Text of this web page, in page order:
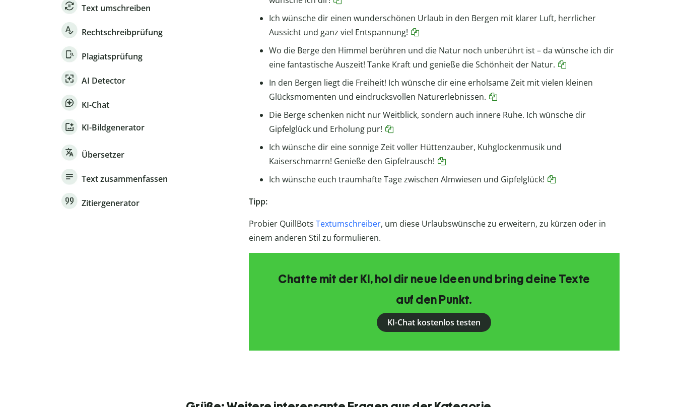
Text umschreiben
Rechtschreibprüfung
Plagiatsprüfung
AI Detector
KI-Chat
KI-Bildgenerator
Übersetzer
Text zusammenfassen
Zitiergenerator
Ich wünsche dir einen wunderschönen Urlaub in den Bergen mit klarer Luft, herrlicher
Aussicht und ganz viel Entspannung!
Wo die Berge den Himmel berühren und die Natur noch unberührt ist – da wünsche ich dir
eine fantastische Auszeit! Tanke Kraft und genieße die Schönheit der Natur.
In den Bergen liegt die Freiheit! Ich wünsche dir eine erholsame Zeit mit vielen kleinen
Glücksmomenten und eindrucksvollen Naturerlebnissen.
Die Berge schenken nicht nur Weitblick, sondern auch innere Ruhe. Ich wünsche dir
Gipfelglück und Erholung pur!
Ich wünsche dir eine sonnige Zeit voller Hüttenzauber, Kuhglockenmusik und
Kaiserschmarrn! Genieße den Gipfelrausch!
Ich wünsche euch traumhafte Tage zwischen Almwiesen und Gipfelglück!
Tipp:
Probier QuillBots Textumschreiber, um diese Urlaubswünsche zu erweitern, zu kürzen oder in
einem anderen Stil zu formulieren.
Chatte mit der KI, hol dir neue Ideen und bring deine Texte
auf den Punkt.
KI-Chat kostenlos testen